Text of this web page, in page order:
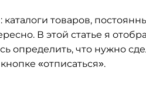
товаров,
В этой статье я
определить, что нужно
«отписаться».